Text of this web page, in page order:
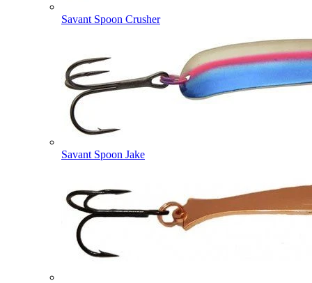
Savant Spoon Crusher
Savant Spoon Jake